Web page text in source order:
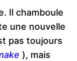
Il chamboule
une nouvelle
pas toujours
), mais